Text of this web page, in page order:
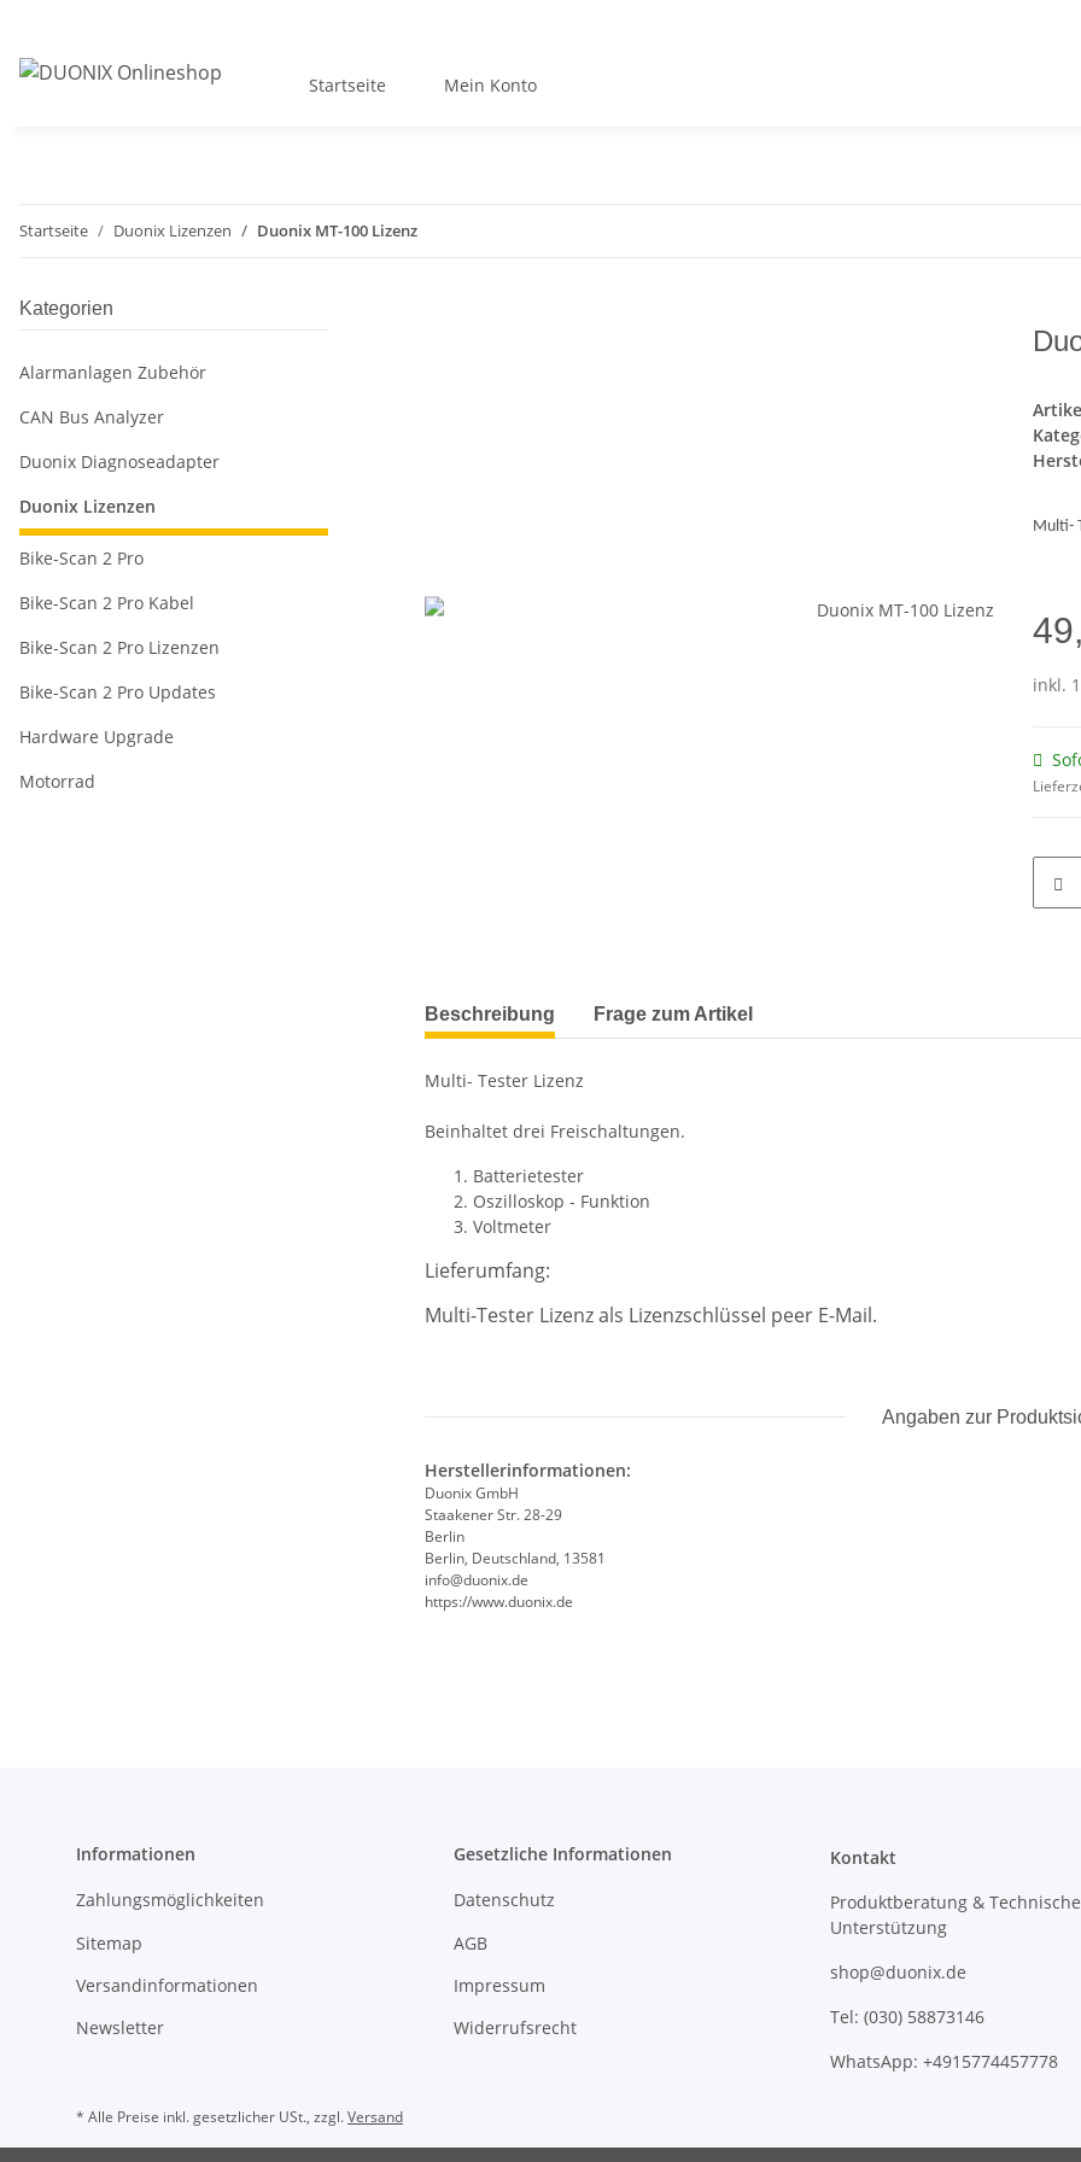
Startseite Mein Konto
Startseite Duonix Lizenzen Duonix MT-100 Lizenz
Multi-
inkl.
Beschreibung Frage zum Artikel
Multi- Tester Lizenz
Beinhaltet drei Freischaltungen.
Batterietester
Oszilloskop - Funktion
Voltmeter
Lieferumfang:
Multi-Tester Lizenz als Lizenzschlüssel peer E-Mail.
Angaben zur
Herstellerinformationen:
Duonix GmbH
Staakener Str. 28-29
Berlin
Berlin, Deutschland, 13581
info@duonix.de
https://www.duonix.de
Kategorien
Alarmanlagen Zubehör
CAN Bus Analyzer
Duonix Diagnoseadapter
Duonix Lizenzen
Bike-Scan 2 Pro
Bike-Scan 2 Pro Kabel
Bike-Scan 2 Pro Lizenzen
Bike-Scan 2 Pro Updates
Hardware Upgrade
Motorrad
Informationen
Zahlungsmöglichkeiten
Sitemap
Versandinformationen
Newsletter
Gesetzliche Informationen
Datenschutz
AGB
Impressum
Widerrufsrecht
Kontakt
Produktberatung & Technische
Unterstützung
shop@duonix.de
Tel: (030) 58873146
WhatsApp: +4915774457778
* Alle Preise inkl. gesetzlicher USt., zzgl.Versand